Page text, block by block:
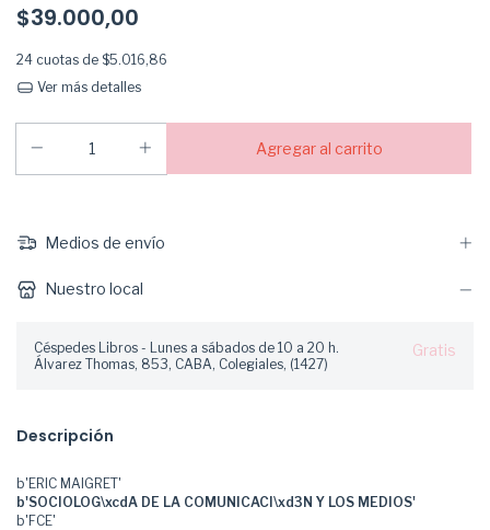
$39.000,00
24 cuotas de $5.016,86
Ver más detalles
Medios de envío
Nuestro local
Céspedes Libros - Lunes a sábados de 10 a 20 h.
Álvarez Thomas, 853, CABA, Colegiales, (1427)
Gratis
Descripción
b'ERIC MAIGRET'
b'SOCIOLOG\xcdA DE LA COMUNICACI\xd3N Y LOS MEDIOS'
b'FCE'